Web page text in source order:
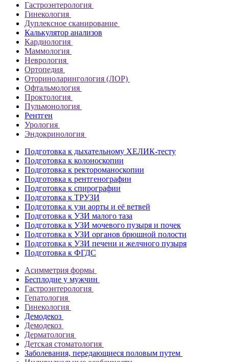
Гастроэнтерология
Гинекология
Дуплексное сканирование
Калькулятор анализов
Кардиология
Маммология
Неврология
Ортопедия
Оториноларингология (ЛОР)
Офтальмология
Проктология
Пульмонология
Рентген
Урология
Эндокринология
Подготовка к дыхательному ХЕЛИК-тесту
Подготовка к колоноскопии
Подготовка к ректороманоскопии
Подготовка к рентгенографии
Подготовка к спирографии
Подготовка к ТРУЗИ
Подготовка к узи аорты и её ветвей
Подготовка к УЗИ малого таза
Подготовка к УЗИ мочевого пузыря и почек
Подготовка к УЗИ органов брюшной полости
Подготовка к УЗИ печени и желчного пузыря
Подготовка к ФГДС
Асимметрия формы
Бесплодие у мужчин
Гастроэнтерология
Гепатология
Гинекология
Демодекоз
Демодекоз
Дерматология
Детская стоматология
Заболевания, передающиеся половым путем